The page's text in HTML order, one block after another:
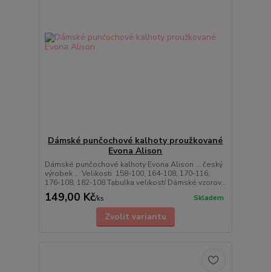
Dámské punčochové kalhoty proužkované
Evona Alison
Dámské punčochové kalhoty Evona Alison ... český
výrobek ... Velikosti: 158-100, 164-108, 170-116,
176-108, 182-108 Tabulka velikostí Dámské vzorov...
149,00 Kč/ks Skladem
Zvolit variantu